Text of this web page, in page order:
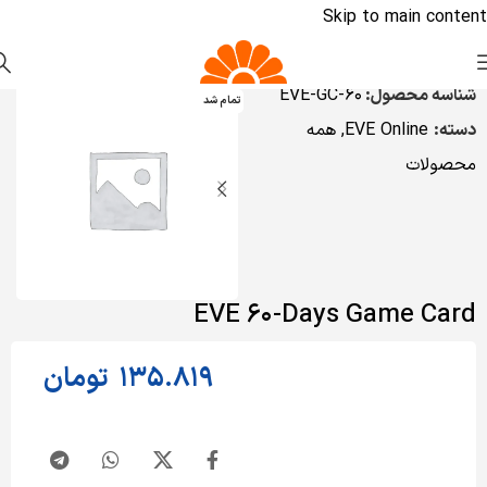
Skip to main content
تمام شد شناسه محصول: EVE-GC-60
دسته: EVE Online
, همه
محصولات
EVE 60-Days Game Card
135.819 تومان